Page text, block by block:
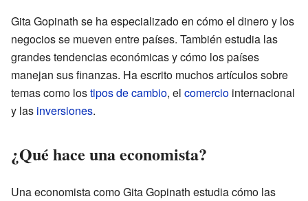
Gita Gopinath se ha especializado en cómo el dinero y los
negocios se mueven entre países. También estudia las
grandes tendencias económicas y cómo los países
manejan sus finanzas. Ha escrito muchos artículos sobre
temas como lostipos de cambio, el comercio internacional
y las inversiones.
¿Qué hace una economista?
Una economista como Gita Gopinath estudia cómo las